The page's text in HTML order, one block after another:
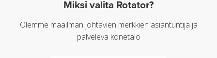
Miksi valita Rotator?
Olemme maailman johtavien merkkien asiantuntija ja
palveleva konetalo